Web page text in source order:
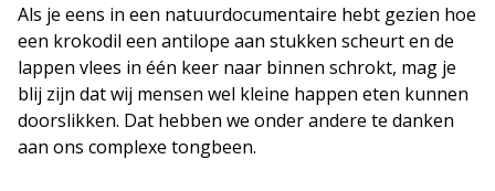
Als je eens in een natuurdocumentaire hebt gezien hoe
een krokodil een antilope aan stukken scheurt en de
lappen vlees in één keer naar binnen schrokt, mag je
blij zijn dat wij mensen wel kleine happen eten kunnen
doorslikken. Dat hebben we onder andere te danken
aan ons complexe tongbeen.